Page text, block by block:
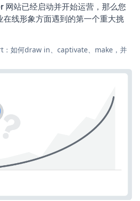
站已经启动并开始运营，那么您
线形象方面遇到的第一个重大挑
如何draw in、captivate、make，并